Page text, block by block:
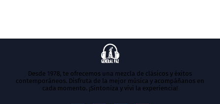
Desde 1978, te ofrecemos una mezcla de clásicos y éxitos
contemporáneos. Disfruta de la mejor música y acompáñanos en
cada momento. ¡Sintoniza y vivi la experiencia!